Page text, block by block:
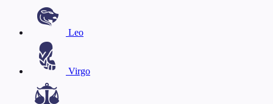
Leo
Virgo